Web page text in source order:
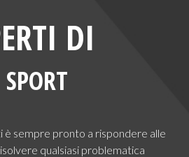
DI
è sempre pronto a rispondere alle
qualsiasi problematica